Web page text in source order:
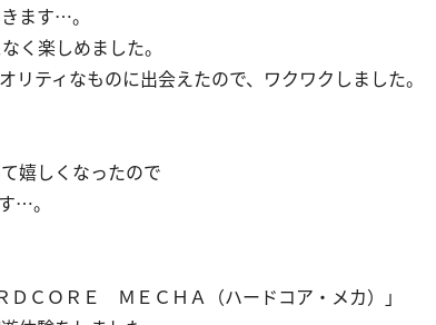
ます…。
く楽しめました。
ティなものに出会えたので、ワクワクしました。
嬉しくなったので
…。
ＣＯＲＥ ＭＥＣＨＡ（ハードコア・メカ）」